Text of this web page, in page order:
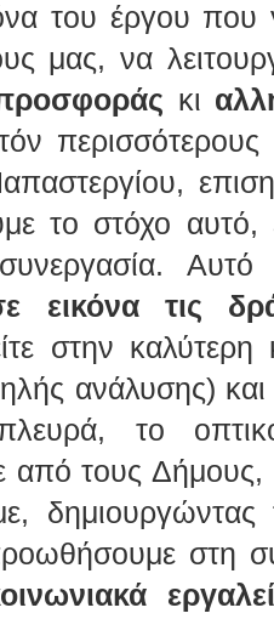
του έργου που
μας, να
κι
το στόχο αυτό,
εικόνα τις
στην
ανάλυσης)
το
από τους Δήμους,
στη